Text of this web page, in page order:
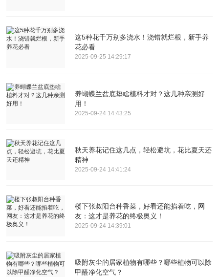
这5种花千万别多浇水！浇错就烂根，新手养
花必看
2025-09-25 14:29:17
养蝴蝶兰盆底垫啥植料才对？这几种亲测好
用！
2025-09-24 14:43:25
秋天养花记住这几点，轻松避坑，花比夏天还
精神
2025-09-24 14:41:24
楼下张叔阳台种香菜，好看还能掐着吃，网
友：这才是养花的终极奥义！
2025-09-24 14:39:01
吸附灰尘的居家植物有哪些？哪些植物可以除
甲醛净化空气？